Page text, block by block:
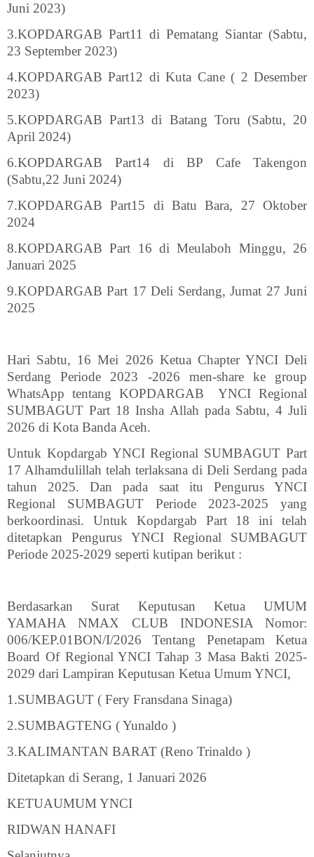
Juni 2023)
3.KOPDARGAB Part11 di Pematang Siantar (Sabtu,
23 September 2023)
4.KOPDARGAB Part12 di Kuta Cane ( 2 Desember
2023)
5.KOPDARGAB Part13 di Batang Toru (Sabtu, 20
April 2024)
6.KOPDARGAB Part14 di BP Cafe Takengon
(Sabtu,22 Juni 2024)
7.KOPDARGAB Part15 di Batu Bara, 27 Oktober
2024
8.KOPDARGAB Part 16 di Meulaboh Minggu, 26
Januari 2025
9.KOPDARGAB Part 17 Deli Serdang, Jumat 27 Juni
2025
Hari Sabtu, 16 Mei 2026 Ketua Chapter YNCI Deli
Serdang Periode 2023 -2026 men-share ke group
WhatsApp tentang KOPDARGAB
YNCI Regional
SUMBAGUT Part 18 Insha Allah pada Sabtu, 4 Juli
2026 di Kota Banda Aceh.
Untuk Kopdargab YNCI Regional SUMBAGUT Part
17 Alhamdulillah telah terlaksana di Deli Serdang pada
tahun 2025. Dan pada saat itu Pengurus YNCI
Regional SUMBAGUT Periode 2023-2025 yang
berkoordinasi. Untuk Kopdargab Part 18 ini telah
ditetapkan Pengurus YNCI Regional SUMBAGUT
Periode 2025-2029 seperti kutipan berikut :
Berdasarkan Surat Keputusan Ketua UMUM
YAMAHA NMAX CLUB INDONESIA Nomor:
006/KEP.01BON/I/2026 Tentang Penetapam Ketua
Board Of Regional YNCI Tahap 3 Masa Bakti 2025-
2029 dari Lampiran Keputusan Ketua Umum YNCI,
1.SUMBAGUT ( Fery Fransdana Sinaga)
2.SUMBAGTENG ( Yunaldo )
3.KALIMANTAN BARAT (Reno Trinaldo )
Ditetapkan di Serang, 1 Januari 2026
KETUAUMUM YNCI
RIDWAN HANAFI